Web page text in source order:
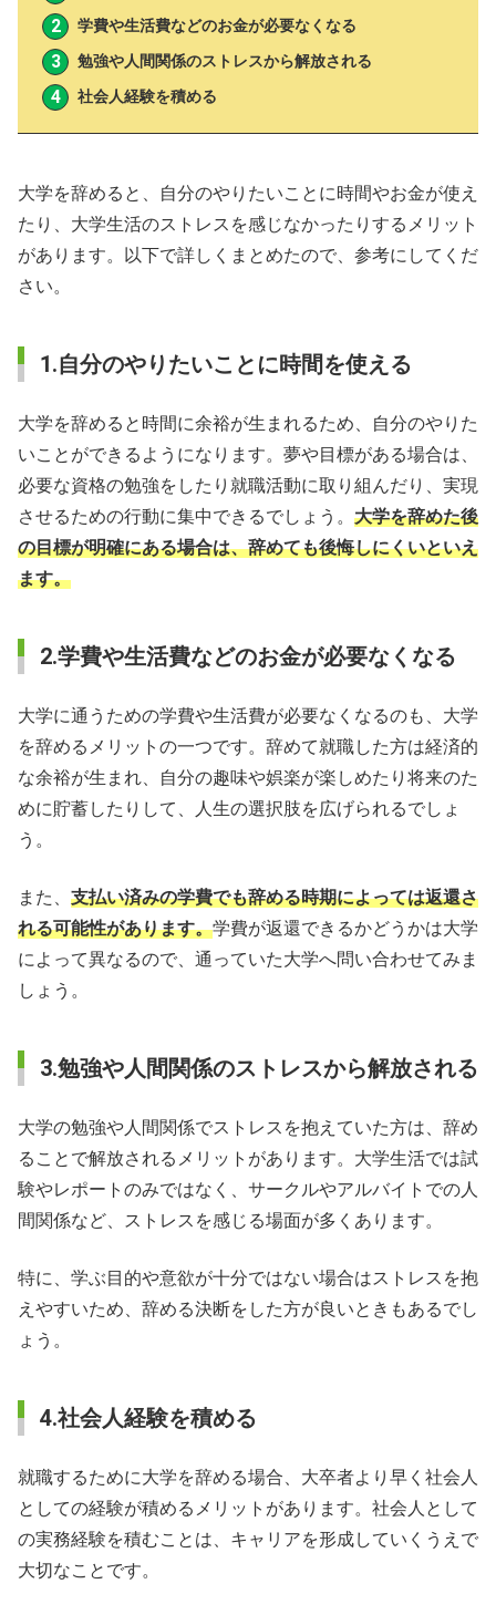
学費や生活費などのお金が必要なくなる
勉強や人間関係のストレスから解放される
社会人経験を積める
大学を辞めると、自分のやりたいことに時間やお金が使え
たり、大学生活のストレスを感じなかったりするメリット
があります。以下で詳しくまとめたので、参考にしてくだ
さい。
1.自分のやりたいことに時間を使える
大学を辞めると時間に余裕が生まれるため、自分のやりた
いことができるようになります。夢や目標がある場合は、
必要な資格の勉強をしたり就職活動に取り組んだり、実現
させるための行動に集中できるでしょう。 大学を辞めた後
の目標が明確にある場合は、辞めても後悔しにくいといえ
ます。
2.学費や生活費などのお金が必要なくなる
大学に通うための学費や生活費が必要なくなるのも、大学
を辞めるメリットの一つです。辞めて就職した方は経済的
な余裕が生まれ、自分の趣味や娯楽が楽しめたり将来のた
めに貯蓄したりして、人生の選択肢を広げられるでしょ
う。
また、 支払い済みの学費でも辞める時期によっては返還さ
れる可能性があります。学費が返還できるかどうかは大学
によって異なるので、通っていた大学へ問い合わせてみま
しょう。
3.勉強や人間関係のストレスから解放される
大学の勉強や人間関係でストレスを抱えていた方は、辞め
ることで解放されるメリットがあります。大学生活では試
験やレポートのみではなく、サークルやアルバイトでの人
間関係など、ストレスを感じる場面が多くあります。
特に、学ぶ目的や意欲が十分ではない場合はストレスを抱
えやすいため、辞める決断をした方が良いときもあるでし
ょう。
4.社会人経験を積める
就職するために大学を辞める場合、大卒者より早く社会人
としての経験が積めるメリットがあります。社会人として
の実務経験を積むことは、キャリアを形成していくうえで
大切なことです。